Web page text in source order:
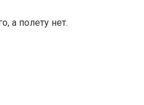
а полету нет.